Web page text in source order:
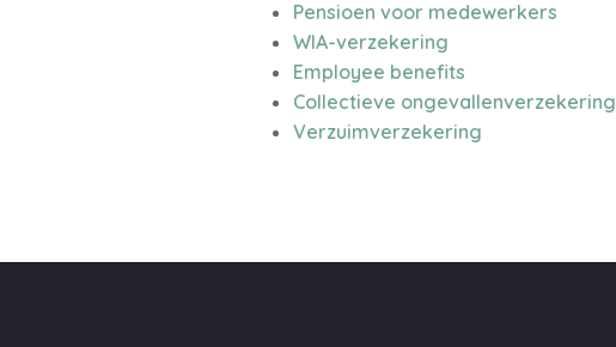
Pensioen voor medewerkers
WIA-verzekering
Employee benefits
Collectieve ongevallenverzekering
Verzuimverzekering